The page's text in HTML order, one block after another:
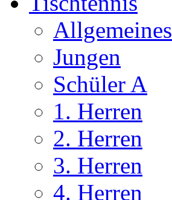
Allgemeines
Jungen
Schüler A
1. Herren
2. Herren
3. Herren
4. Herren